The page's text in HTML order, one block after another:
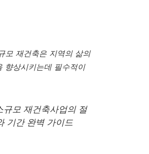
모 재건축은 지역의 삶의
향상시키는데 필수적이